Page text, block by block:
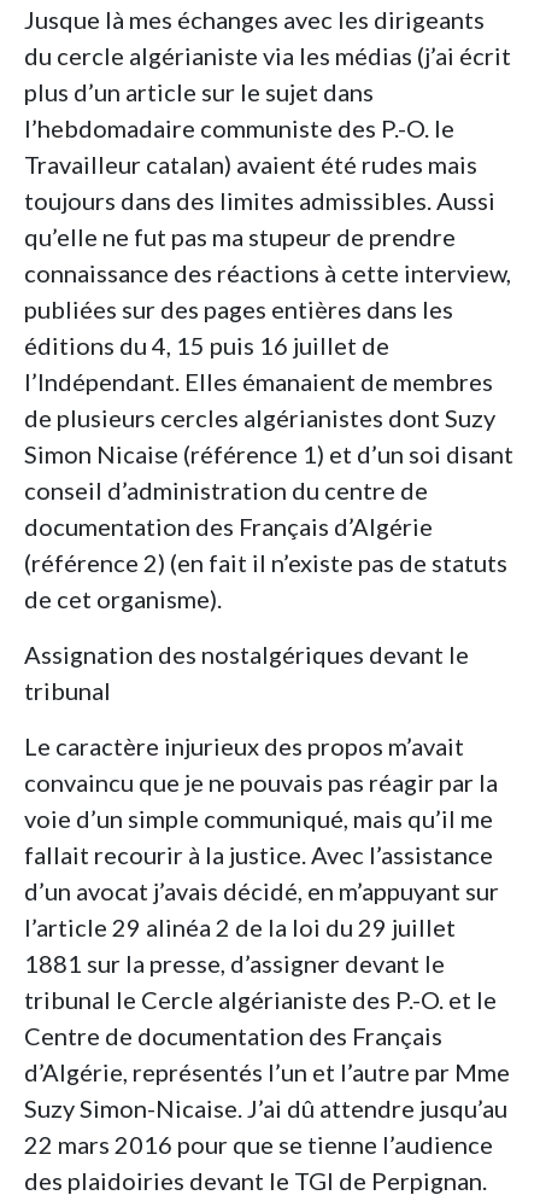
Jusque là mes échanges avec les dirigeants
du cercle algérianiste via les médias (j’ai écrit
plus d’un article sur le sujet dans
l’hebdomadaire communiste des P.-O. le
Travailleur catalan) avaient été rudes mais
toujours dans des limites admissibles. Aussi
qu’elle ne fut pas ma stupeur de prendre
connaissance des réactions à cette interview,
publiées sur des pages entières dans les
éditions du 4, 15 puis 16 juillet de
l’Indépendant. Elles émanaient de membres
de plusieurs cercles algérianistes dont Suzy
Simon Nicaise (référence 1) et d’un soi disant
conseil d’administration du centre de
documentation des Français d’Algérie
(référence 2) (en fait il n’existe pas de statuts
de cet organisme).
Assignation des nostalgériques devant le
tribunal
Le caractère injurieux des propos m’avait
convaincu que je ne pouvais pas réagir par la
voie d’un simple communiqué, mais qu’il me
fallait recourir à la justice. Avec l’assistance
d’un avocat j’avais décidé, en m’appuyant sur
l’article 29 alinéa 2 de la loi du 29 juillet
1881 sur la presse, d’assigner devant le
tribunal le Cercle algérianiste des P.-O. et le
Centre de documentation des Français
d’Algérie, représentés l’un et l’autre par Mme
Suzy Simon-Nicaise. J’ai dû attendre jusqu’au
22 mars 2016 pour que se tienne l’audience
des plaidoiries devant le TGI de Perpignan.